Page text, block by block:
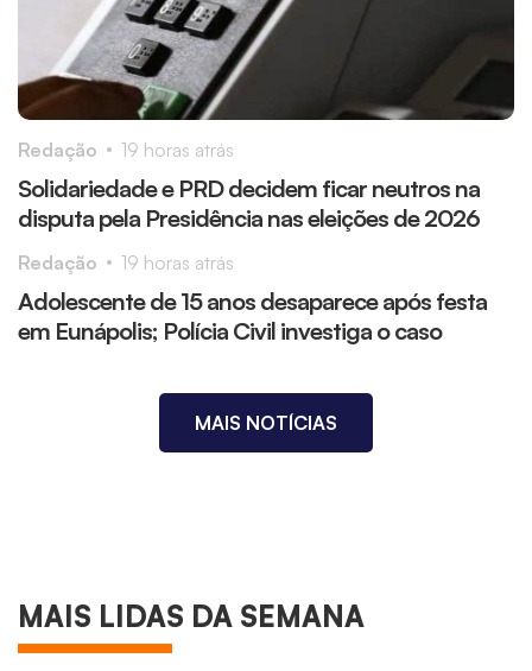
Solidariedade e PRD decidem ficar neutros na
disputa pela Presidência nas eleições de 2026
Redação 19 horas atrás
Adolescente de 15 anos desaparece após festa
em Eunápolis; Polícia Civil investiga o caso
Redação 19 horas atrás
MAIS NOTÍCIAS
MAIS LIDAS DA SEMANA
Jornalista e comentarista esportivo
Darino Sena é socorrido pelo Samu após